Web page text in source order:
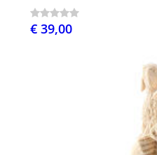
€ 39,00